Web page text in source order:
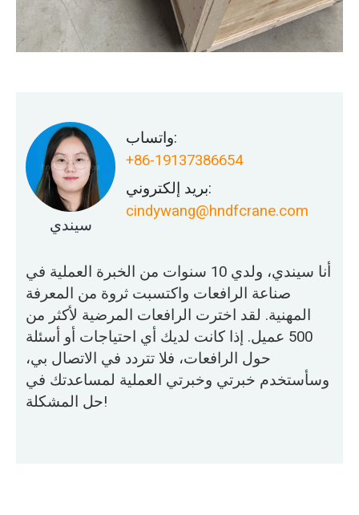
سيندي
واتساب:
+86-19137386654
بريد إلكتروني:
cindywang@hndfcrane.com
أنا سيندي، ولدي 10 سنوات من الخبرة العملية في
صناعة الرافعات واكتسبت ثروة من المعرفة
المهنية. لقد اخترت الرافعات المرضية لأكثر من
500 عميل. إذا كانت لديك أي احتياجات أو أسئلة
حول الرافعات، فلا تتردد في الاتصال بي،
وسأستخدم خبرتي وخبرتي العملية لمساعدتك في
حل المشكلة!